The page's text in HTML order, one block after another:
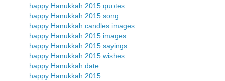
happy Hanukkah 2015 quotes
happy Hanukkah 2015 song
happy Hanukkah candles images
happy Hanukkah 2015 images
happy Hanukkah 2015 sayings
happy Hanukkah 2015 wishes
happy Hanukkah date
happy Hanukkah 2015